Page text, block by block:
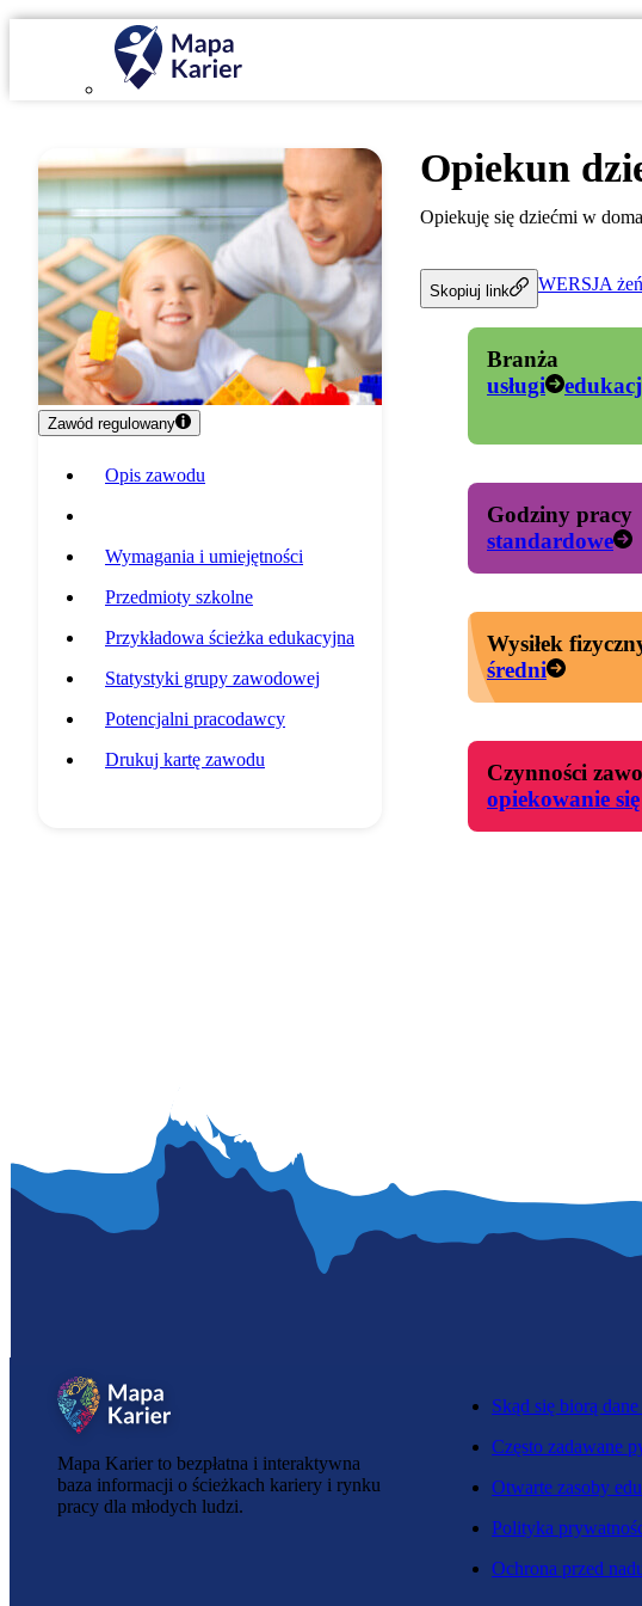
Zawód regulowany
Opis zawodu
Wymagania i umiejętności
Przedmioty szkolne
Przykładowa ścieżka edukacyjna
Statystyki grupy zawodowej
Potencjalni pracodawcy
Drukuj kartę zawodu
Opiekun
Opiekuję się dziećmi w
Skopiuj link WERSJA
Branża
usługi
Godziny pracy
standardowe
Wysiłek
średni
Czynności
opiekowanie
Mapa Karier to bezpłatna i interaktywna
baza informacji o ścieżkach kariery i rynku
pracy dla młodych ludzi.
Skąd się biorą
Często zadawane
Otwarte zasoby
Polityka
Ochrona przed